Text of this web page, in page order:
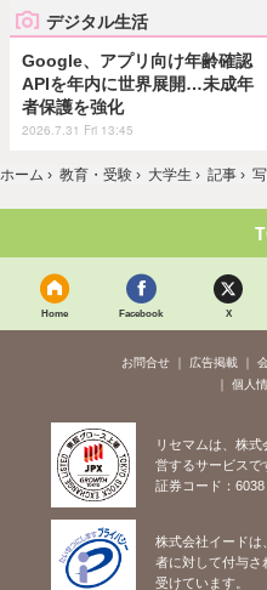
デジタル生活
Google、アプリ向け年齢確認
APIを年内に世界展開…未成年
者保護を強化
2026.7.31 Fri 13:45
ホーム › 教育・受験 › 大学生 › 記事 ›
Home Facebook X
お問合せ 広告掲載
個人
リセマムは、株
営するサービスで
証券コード：6038
株式会社イードは
者に対して付与さ
受けています。